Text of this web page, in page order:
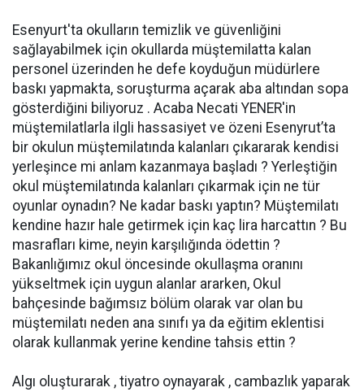
Esenyurt'ta okulların temizlik ve güvenliğini
sağlayabilmek için okullarda müştemilatta kalan
personel üzerinden he defe koyduğun müdürlere
baskı yapmakta, soruşturma açarak aba altından sopa
gösterdiğini biliyoruz . Acaba Necati YENER'in
müştemilatlarla ilgli hassasiyet ve özeni Esenyrut’ta
bir okulun müştemilatında kalanları çıkararak kendisi
yerleşince mi anlam kazanmaya başladı ? Yerleştiğin
okul müştemilatında kalanları çıkarmak için ne tür
oyunlar oynadın? Ne kadar baskı yaptın? Müştemilatı
kendine hazır hale getirmek için kaç lira harcattın ? Bu
masrafları kime, neyin karşılığında ödettin ?
Bakanlığımız okul öncesinde okullaşma oranını
yükseltmek için uygun alanlar ararken, Okul
bahçesinde bağımsız bölüm olarak var olan bu
müştemilatı neden ana sınıfı ya da eğitim eklentisi
olarak kullanmak yerine kendine tahsis ettin ?
Algı oluşturarak , tiyatro oynayarak , cambazlık yaparak